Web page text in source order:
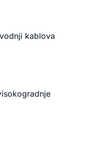
kablova